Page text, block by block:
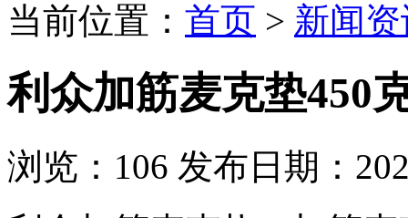
当前位置： 首页 > 新闻
利众加筋麦克垫450
浏览： 106 发布日期：